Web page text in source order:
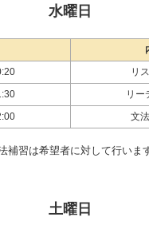
水曜日
リ
リー
文
補習は希望者に対して行いま
土曜日